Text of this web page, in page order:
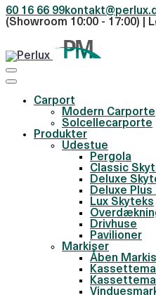
60 16 66 99
(Showroom 10:00 - 17:00) |
Carport
Modern Carporte
Solcellecarporte
Produkter
Udestue
Pergola
Classic
Deluxe
Deluxe Plus
Lux Skyteks
Drivhuse
Pavilioner
Markiser
Åben